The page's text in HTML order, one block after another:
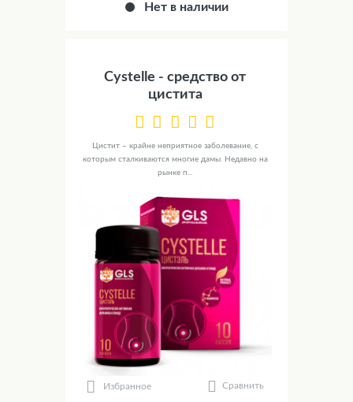
Нет в наличии
Cystelle - средство от
цистита
Цистит – крайне неприятное заболевание, с
которым сталкиваются многие дамы. Недавно на
рынке п...
Избранное Сравнить